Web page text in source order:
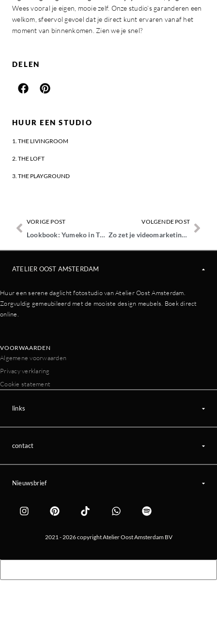
Wees vooral je eigen, mooie zelf. Onze studio’s garanderen een
welkom, sfeervol gevoel dat je direct kunt ervaren vanaf het
moment van binnenkomen. Zien we je snel?
DELEN
HUUR EEN STUDIO
1. THE LIVINGROOM
2. THE LOFT
3. THE PLAYGROUND
VORIGE POST
Lookbook: Yumeko in The Loft en The Playground
VOLGENDE POST
Zo zet je videomarketing voor jouw bedrijf in
ATELIER OOST AMSTERDAM
Huur een serene daglicht fotostudio van Atelier Oost Amsterdam.
Zorgvuldig gemeubileerd met de mooiste design meubels. Boek direct
online.
VOORWAARDEN
Algemene voorwaarden
Privacy verklaring
Cookie statement
links
contact
Nieuwsbrief
2021 - 2026 copyright Atelier Oost Amsterdam BV